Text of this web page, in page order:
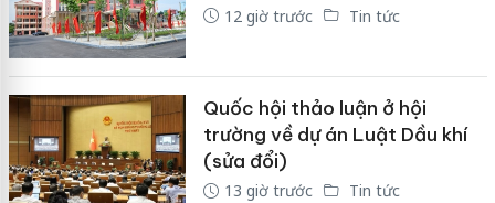
12 giờ trước Tin tức
Quốc hội thảo luận ở hội
trường về dự án Luật Dầu khí
(sửa đổi)
13 giờ trước Tin tức